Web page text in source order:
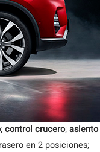
;control crucero;asiento
en 2 posiciones;